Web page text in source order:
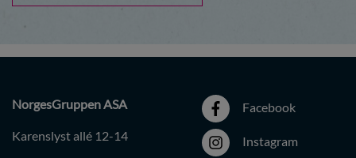
NorgesGruppen ASA
Karenslyst allé 12-14
Facebook
Instagram